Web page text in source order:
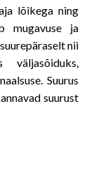
lõikega ning
mugavuse ja
nii
Suurus
suurust